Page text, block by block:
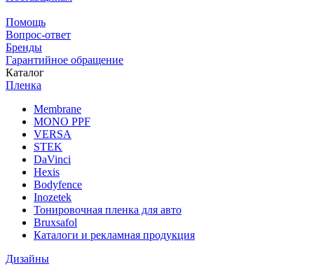
Помощь
Вопрос-ответ
Бренды
Гарантийное обращение
Каталог
Пленка
Membrane
MONO PPF
VERSA
STEK
DaVinci
Hexis
Bodyfence
Inozetek
Тонировочная пленка для авто
Bruxsafol
Каталоги и рекламная продукция
Дизайны